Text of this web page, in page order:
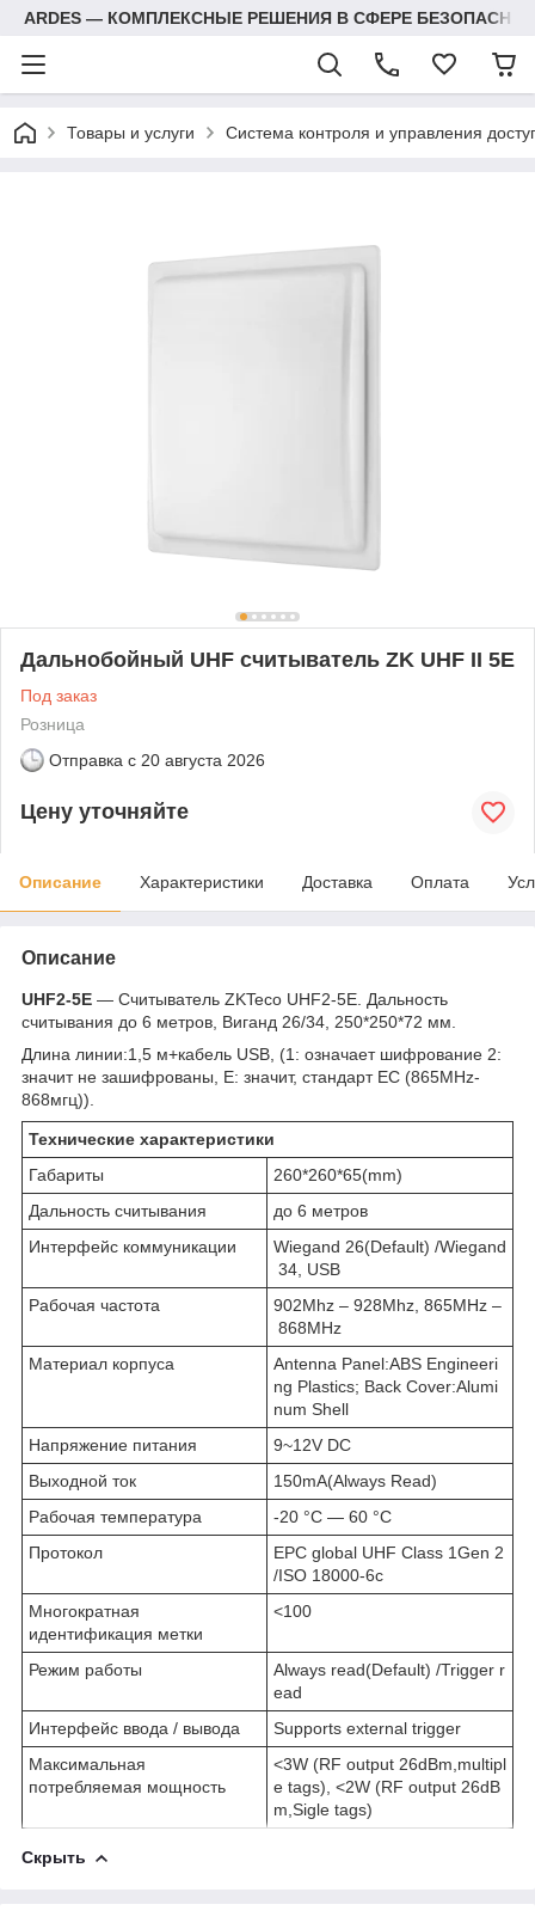
ARDES — КОМПЛЕКСНЫЕ РЕШЕНИЯ В СФЕРЕ
Товары и услуги Система контроля и управления
Дальнобойный UHF считыватель ZK UHF II 5E
Под заказ
Розница
Отправка с 20 августа 2026
Цену уточняйте
Описание Характеристики Доставка Оплата
Описание
UHF2-5E — Считыватель ZKTeco UHF2-5E. Дальность
считывания до 6 метров, Виганд 26/34, 250*250*72 мм.
Длина линии:1,5 м+кабель USB, (1: означает шифрование 2:
значит не зашифрованы, Е: значит, стандарт ЕС (865MHz-
868мгц)).
Технические характеристики
Габариты
260*260*65(mm)
Дальность считывания
до 6 метров
Интерфейс коммуникации
Wiegand 26(Default) /Wiegand
34, USB
Рабочая частота
902Mhz – 928Mhz, 865MHz –
868MHz
Материал корпуса
Antenna Panel:ABS Engineeri
ng Plastics; Back Cover:Alumi
num Shell
Напряжение питания
9~12V DC
Выходной ток
150mA(Always Read)
Рабочая температура
-20 °C — 60 °C
Протокол
EPC global UHF Class 1Gen 2
/ISO 18000-6c
Многократная
идентификация метки
<100
Режим работы
Always read(Default) /Trigger r
ead
Интерфейс ввода / вывода
Supports external trigger
Максимальная
потребляемая мощность
<3W (RF output 26dBm,multipl
e tags), <2W (RF output 26dB
m,Sigle tags)
Скрыть